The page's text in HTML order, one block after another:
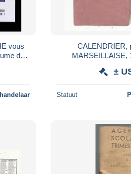
vous
de
CALENDRIER,
MARSEILLAISE,
±
Statuut